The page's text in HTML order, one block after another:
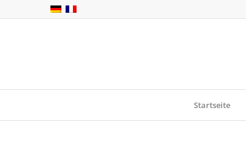
Startseite